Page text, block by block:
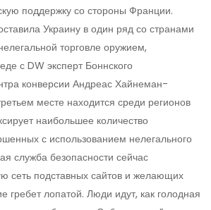
поддержку со стороны Франции.
Украину в один ряд со странами
торговле оружием,
с DW эксперт Боннского
конверсии Андреас Хайнеман-
месте находится среди регионов
наибольшее количество
с использованием нелегального
служба безопасности сейчас
сеть подставных сайтов и желающих
гребет лопатой. Люди идут, как голодная